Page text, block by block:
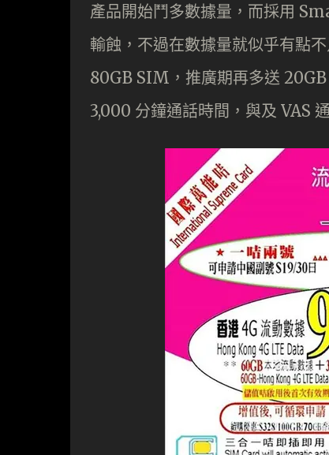
產品開始鬥多數據量，而採用
輸蝕，不過在數據量就似乎有點
80GB SIM，推廣期再多送
3,000 分鐘通話時間，與及 VAS